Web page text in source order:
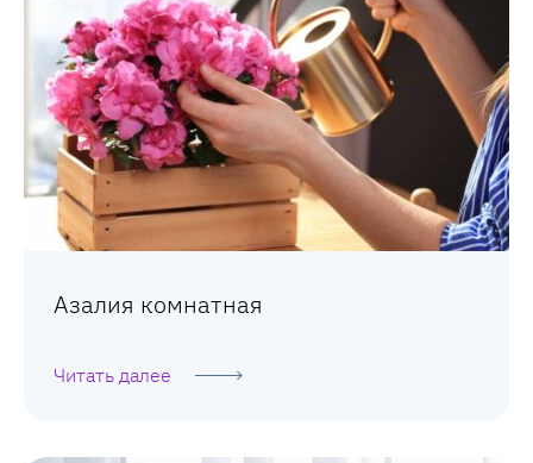
Азалия комнатная
Читать далее